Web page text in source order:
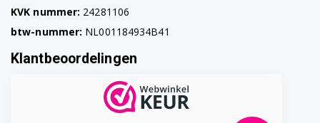
858010010010
858010012018
KVK nummer: 24281106
btw-nummer: NL001184934B41
Klantbeoordelingen